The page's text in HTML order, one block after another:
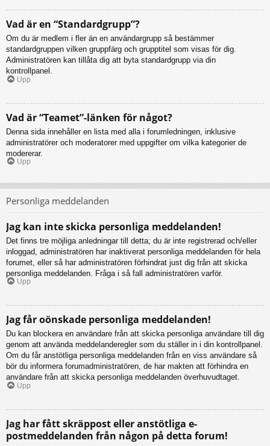
Vad är en “Standardgrupp”?
Om du är medlem i fler än en användargrupp så bestämmer
standardgruppen vilken gruppfärg och grupptitel som visas för dig.
Administratören kan tillåta dig att byta standardgrupp via din
kontrollpanel.
Upp
Vad är “Teamet”-länken för något?
Denna sida innehåller en lista med alla i forumledningen, inklusive
administratörer och moderatorer med uppgifter om vilka kategorier de
modererar.
Upp
Personliga meddelanden
Jag kan inte skicka personliga meddelanden!
Det finns tre möjliga anledningar till detta; du är inte registrerad och/eller
inloggad, administratören har inaktiverat personliga meddelanden för hela
forumet, eller så har administratören förhindrat just dig från att skicka
personliga meddelanden. Fråga i så fall administratören varför.
Upp
Jag får oönskade personliga meddelanden!
Du kan blockera en användare från att skicka personliga användare till dig
genom att använda meddelanderegler som du ställer in i din kontrollpanel.
Om du får anstötliga personliga meddelanden från en viss användare så
bör du informera forumadministratören, de har makten att förhindra en
användare från att skicka personliga meddelanden överhuvudtaget.
Upp
Jag har fått skräppost eller anstötliga e-
postmeddelanden från någon på detta forum!